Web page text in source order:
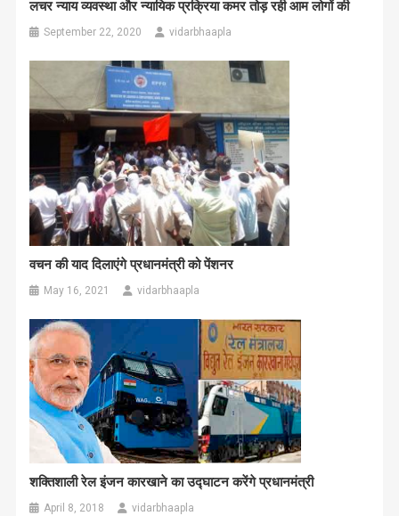
लचर न्याय व्यवस्था और न्यायिक प्रक्रिया कमर तोड़ रही आम लोगों की
September 22, 2020 vidarbhaapla
वचन की याद दिलाएंगे प्रधानमंत्री को पेंशनर
May 16, 2021 vidarbhaapla
शक्तिशाली रेल इंजन कारखाने का उद्घाटन करेंगे प्रधानमंत्री
April 8, 2018 vidarbhaapla